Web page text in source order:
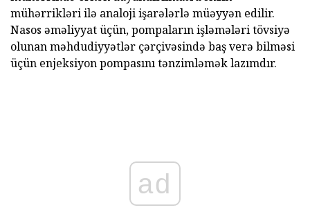
mühərrikləri ilə analoji işarələrlə müəyyən edilir.
Nasos əməliyyat üçün, pompaların işləmələri tövsiyə
olunan məhdudiyyətlər çərçivəsində baş verə bilməsi
üçün enjeksiyon pompasını tənzimləmək lazımdır.
ad